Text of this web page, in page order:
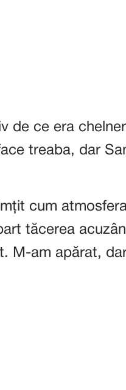
de ce era
treaba, dar
cum
tăcerea
M-am apărat,